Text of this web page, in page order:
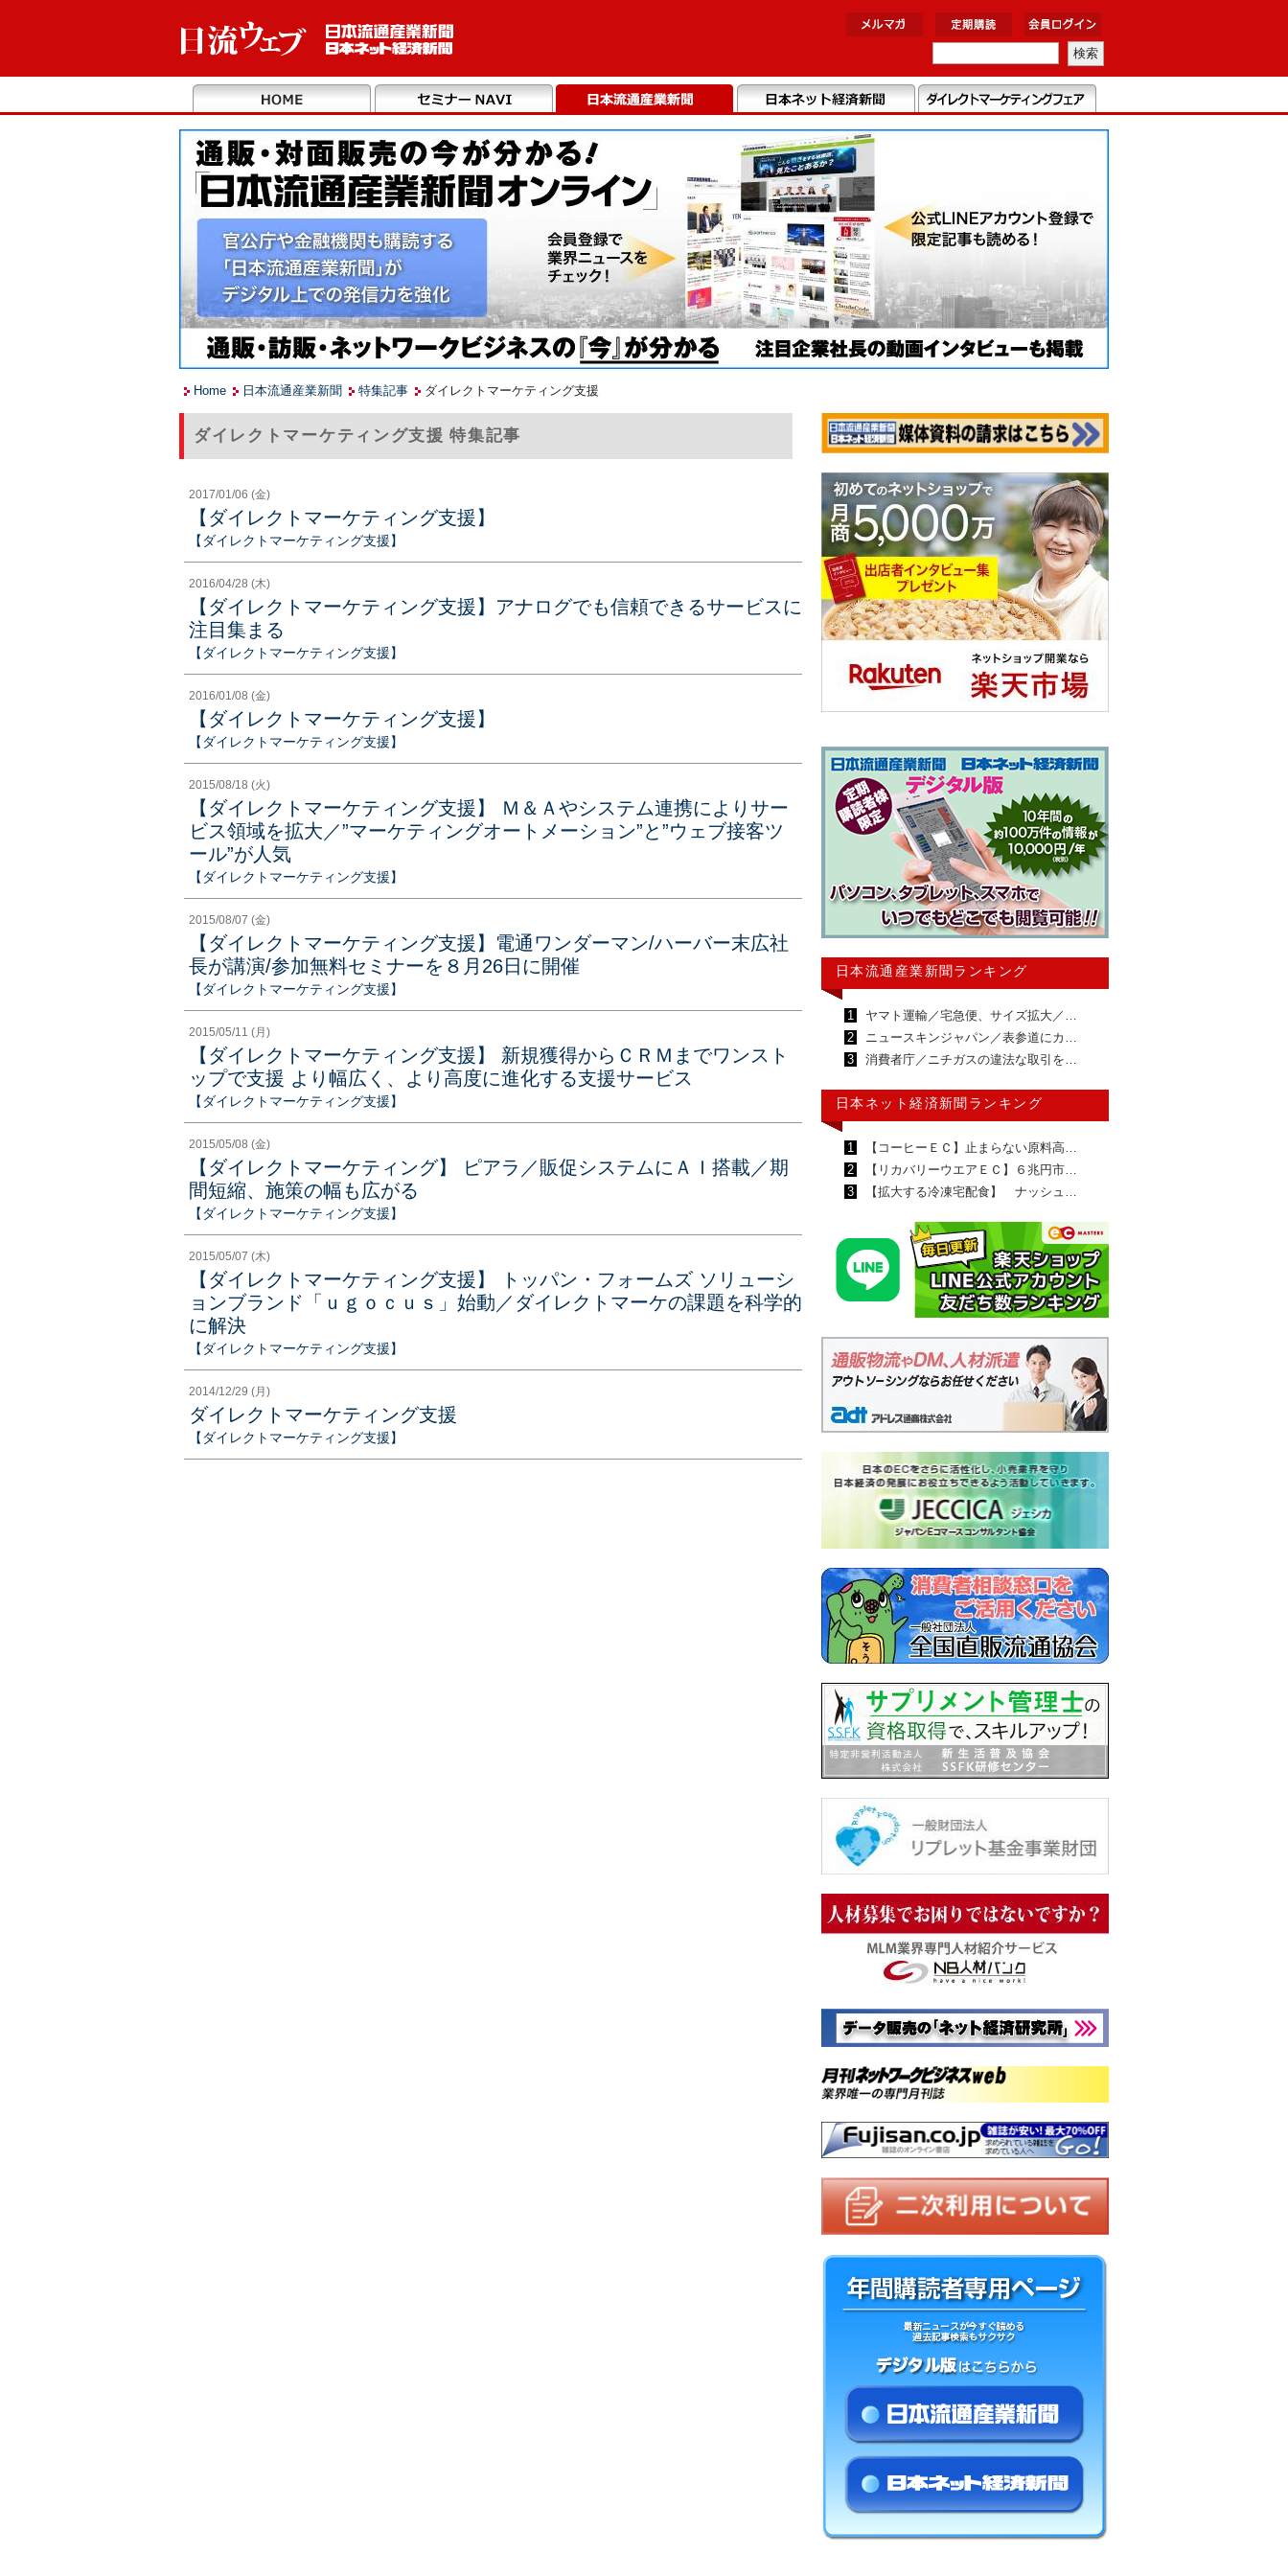
Home 日本流通産業新聞 特集記事 ダイレクトマーケティング支援
ダイレクトマーケティング支援 特集記事
2017/01/06 (金)
【ダイレクトマーケティング支援】
【ダイレクトマーケティング支援】
2016/04/28 (木)
【ダイレクトマーケティング支援】アナログでも信頼できるサービスに
注目集まる
【ダイレクトマーケティング支援】
2016/01/08 (金)
【ダイレクトマーケティング支援】
【ダイレクトマーケティング支援】
2015/08/18 (火)
【ダイレクトマーケティング支援】 Ｍ＆Ａやシステム連携によりサー
ビス領域を拡大／”マーケティングオートメーション”と”ウェブ接客ツ
ール”が人気
【ダイレクトマーケティング支援】
2015/08/07 (金)
【ダイレクトマーケティング支援】電通ワンダーマン/ハーバー末広社
長が講演/参加無料セミナーを８月26日に開催
【ダイレクトマーケティング支援】
2015/05/11 (月)
【ダイレクトマーケティング支援】 新規獲得からＣＲＭまでワンスト
ップで支援 より幅広く、より高度に進化する支援サービス
【ダイレクトマーケティング支援】
2015/05/08 (金)
【ダイレクトマーケティング】 ピアラ／販促システムにＡＩ搭載／期
間短縮、施策の幅も広がる
【ダイレクトマーケティング支援】
2015/05/07 (木)
【ダイレクトマーケティング支援】 トッパン・フォームズ ソリューシ
ョンブランド「ｕｇｏｃｕｓ」始動／ダイレクトマーケの課題を科学的
に解決
【ダイレクトマーケティング支援】
2014/12/29 (月)
ダイレクトマーケティング支援
【ダイレクトマーケティング支援】
日本流通産業新聞ランキング
1
ヤマト運輸／宅急便、サイズ拡大／…
2
ニュースキンジャパン／表参道にカ…
3
消費者庁／ニチガスの違法な取引を…
日本ネット経済新聞ランキング
1
【コーヒーＥＣ】止まらない原料高…
2
【リカバリーウエアＥＣ】６兆円市…
3
【拡大する冷凍宅配食】 ナッシュ…